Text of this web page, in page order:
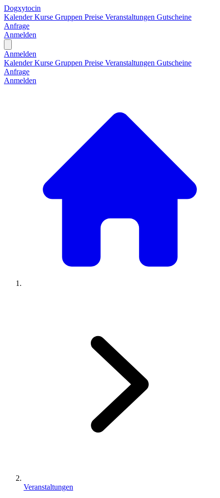
Dogxytocin
KalenderKurse Gruppen Preise Veranstaltungen Gutscheine
Anfrage
Anmelden
Anmelden
KalenderKurse Gruppen Preise Veranstaltungen Gutscheine
Anfrage
Anmelden
Veranstaltungen